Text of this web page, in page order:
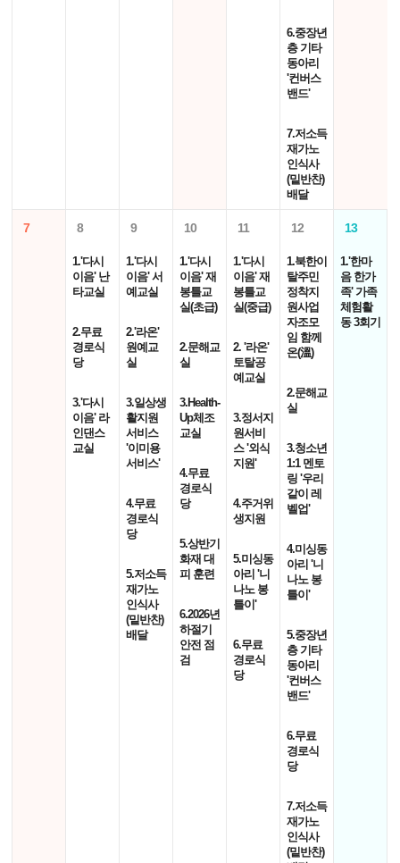
6.중장년
층 기타
동아리
'컨버스
밴드'
7.저소득
재가노
인식사
(밑반찬)
배달
7 8
1.'다시
이음' 난
타교실
2.무료
경로식
당
3.'다시
이음' 라
인댄스
교실
9
1.'다시
이음' 서
예교실
2.'라온'
원예교
실
3.일상생
활지원
서비스
'이미용
서비스'
4.무료
경로식
당
5.저소득
재가노
인식사
(밑반찬)
배달
10
1.'다시
이음' 재
봉틀교
실(초급)
2.문해교
실
3.Health-
Up체조
교실
4.무료
경로식
당
5.상반기
화재 대
피 훈련
6.2026년
하절기
안전 점
검
11
1.'다시
이음' 재
봉틀교
실(중급)
2. '라온'
토탈공
예교실
3.정서지
원서비
스 '외식
지원'
4.주거위
생지원
5.미싱동
아리 '니
나노 봉
틀이'
6.무료
경로식
당
12
1.북한이
탈주민
정착지
원사업
자조모
임 함께
온(溫)
2.문해교
실
3.청소년
1:1 멘토
링 '우리
같이 레
벨업'
4.미싱동
아리 '니
나노 봉
틀이'
5.중장년
층 기타
동아리
'컨버스
밴드'
6.무료
경로식
당
7.저소득
재가노
인식사
(밑반찬)
13
1.'한마
음 한가
족' 가족
체험활
동 3회기